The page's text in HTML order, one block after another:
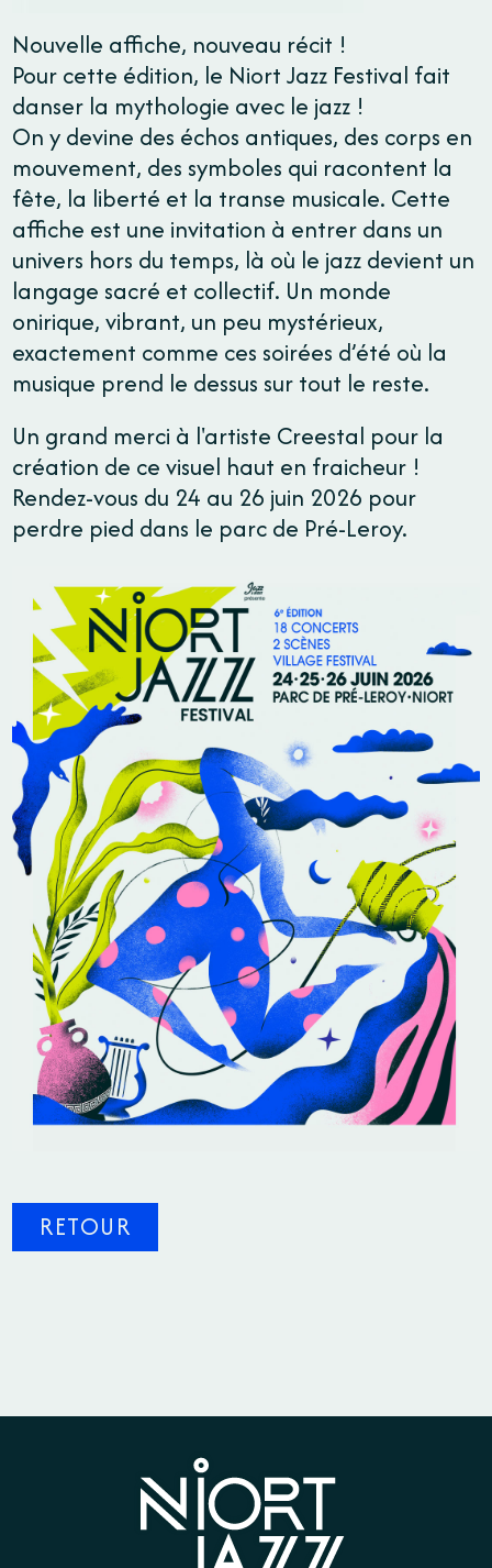
Nouvelle affiche, nouveau récit !
Pour cette édition, le Niort Jazz Festival fait
danser la mythologie avec le jazz !
On y devine des échos antiques, des corps en
mouvement, des symboles qui racontent la
fête, la liberté et la transe musicale. Cette
affiche est une invitation à entrer dans un
univers hors du temps, là où le jazz devient un
langage sacré et collectif. Un monde
onirique, vibrant, un peu mystérieux,
exactement comme ces soirées d’été où la
musique prend le dessus sur tout le reste.
Un grand merci à l'artiste Creestal pour la
création de ce visuel haut en fraicheur !
Rendez-vous du 24 au 26 juin 2026 pour
perdre pied dans le parc de Pré-Leroy.
RETOUR